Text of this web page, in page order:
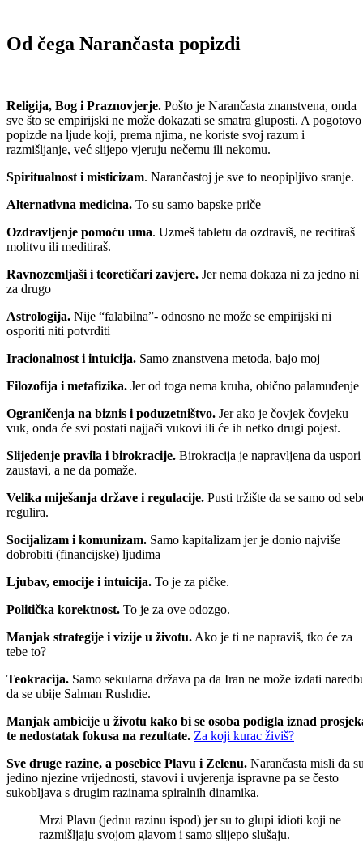
Od čega Narančasta popizdi
Religija, Bog i Praznovjerje. Pošto je Narančasta znanstvena, onda
sve što se empirijski ne može dokazati se smatra gluposti. A pogotovo
popizde na ljude koji, prema njima, ne koriste svoj razum i
razmišljanje, već slijepo vjeruju nečemu ili nekomu.
Spiritualnost i misticizam. Narančastoj je sve to neopipljivo sranje.
Alternativna medicina. To su samo bapske priče
Ozdravljenje pomoću uma. Uzmeš tabletu da ozdraviš, ne recitiraš
molitvu ili meditiraš.
Ravnozemljaši i teoretičari zavjere. Jer nema dokaza ni za jedno ni
za drugo
Astrologija. Nije “falabilna”- odnosno ne može se empirijski ni
osporiti niti potvrditi
Iracionalnost i intuicija. Samo znanstvena metoda, bajo moj
Filozofija i metafizika. Jer od toga nema kruha, obično palamuđenje
Ograničenja na biznis i poduzetništvo. Jer ako je čovjek čovjeku
vuk, onda će svi postati najjači vukovi ili će ih netko drugi pojest.
Slijedenje pravila i birokracije. Birokracija je napravljena da
zaustavi, a ne da pomaže.
Velika miješanja države i regulacije. Pusti tržište da se samo od
regulira.
Socijalizam i komunizam. Samo kapitalizam jer je donio najviše
dobrobiti (financijske) ljudima
Ljubav, emocije i intuicija. To je za pičke.
Politička korektnost. To je za ove odozgo.
Manjak strategije i vizije u životu. Ako je ti ne napraviš, tko će za
tebe to?
Teokracija. Samo sekularna država pa da Iran ne može izdati
da se ubije Salman Rushdie.
Manjak ambicije u životu kako bi se osoba podigla iznad
te nedostatak fokusa na rezultate. Za koji kurac živiš?
Sve druge razine, a posebice Plavu i Zelenu. Narančasta misli da
jedino njezine vrijednosti, stavovi i uvjerenja ispravne pa se često
sukobljava s drugim razinama spiralnih dinamika.
Mrzi Plavu (jednu razinu ispod) jer su to glupi idioti koji ne
razmišljaju svojom glavom i samo slijepo slušaju.